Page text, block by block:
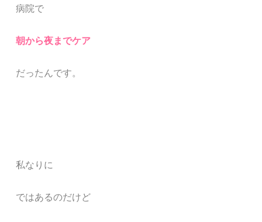
病院で
朝から夜までケア
だったんです。
私なりに
ではあるのだけど